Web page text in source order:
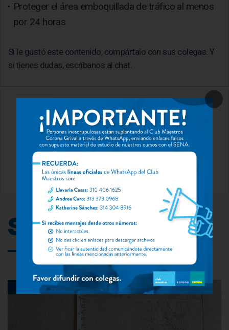
Proteger el área emboquillada de tráfico al menos
por 24 horas
Si le gustó este contenido, compártalo con sus colegas. Y
si tienes dudas, escríbanos al chat.
chateenos para descrubir las actividades en curso
Chatéenos
Seguir leyendo
Enchape Pisos y paredes